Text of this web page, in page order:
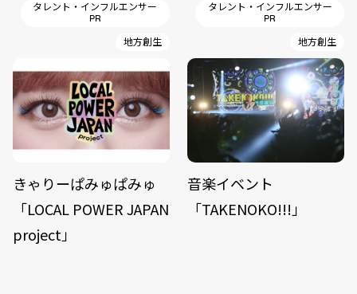
タレント・インフルエンサー
PR
地方創生
きゃりーぱみゅぱみゅ
「LOCAL POWER JAPAN
project」
タレント・インフルエンサー
PR
地方創生
音楽イベント
「TAKENOKO!!!」